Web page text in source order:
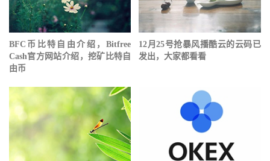
BFC币比特自由介绍，Bitfree
Cash官方网站介绍，挖矿比特自
由币
12月25号抢暴风播酷云的云码已
发出，大家都看看